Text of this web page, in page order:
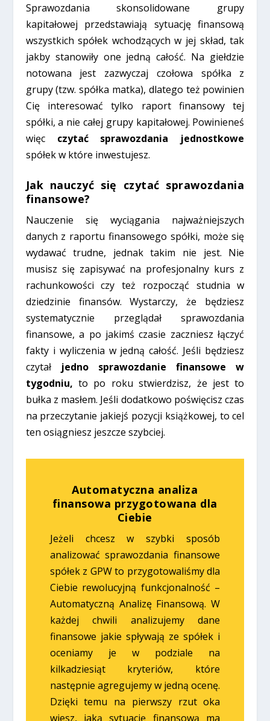
Sprawozdania skonsolidowane grupy
kapitałowej przedstawiają sytuację finansową
wszystkich spółek wchodzących w jej skład, tak
jakby stanowiły one jedną całość. Na giełdzie
notowana jest zazwyczaj czołowa spółka z
grupy (tzw. spółka matka), dlatego też powinien
Cię interesować tylko raport finansowy tej
spółki, a nie całej grupy kapitałowej. Powinieneś
więc czytać sprawozdania jednostkowe
spółek w które inwestujesz.
Jak nauczyć się czytać sprawozdania
finansowe?
Nauczenie się wyciągania najważniejszych
danych z raportu finansowego spółki, może się
wydawać trudne, jednak takim nie jest. Nie
musisz się zapisywać na profesjonalny kurs z
rachunkowości czy też rozpocząć studnia w
dziedzinie finansów. Wystarczy, że będziesz
systematycznie przeglądał sprawozdania
finansowe, a po jakimś czasie zaczniesz łączyć
fakty i wyliczenia w jedną całość. Jeśli będziesz
czytał
jedno sprawozdanie finansowe w
tygodniu, to po roku stwierdzisz, że jest to
bułka z masłem. Jeśli dodatkowo poświęcisz czas
na przeczytanie jakiejś pozycji książkowej, to cel
ten osiągniesz jeszcze szybciej.
Automatyczna analiza
finansowa przygotowana dla
Ciebie
Jeżeli chcesz w szybki sposób
analizować sprawozdania finansowe
spółek z GPW to przygotowaliśmy dla
Ciebie rewolucyjną funkcjonalność –
Automatyczną Analizę Finansową. W
każdej chwili analizujemy dane
finansowe jakie spływają ze spółek i
oceniamy je w podziale na
kilkadziesiąt kryteriów, które
następnie agregujemy w jedną ocenę.
Dzięki temu na pierwszy rzut oka
wiesz, jaką sytuację finansową ma